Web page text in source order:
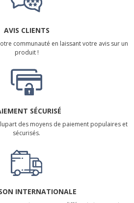
AVIS CLIENTS
communauté en laissant votre avis sur un
produit !
SÉCURISÉ
des moyens de paiement populaires et
sécurisés.
INTERNATIONALE